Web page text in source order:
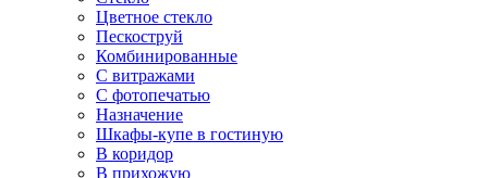
Цветное стекло
Пескоструй
Комбинированные
С витражами
С фотопечатью
Назначение
Шкафы-купе в гостиную
В коридор
В прихожую